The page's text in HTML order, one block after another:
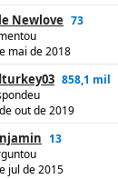
Newlove 73
mai de 2018
858,1 mil
out de 2019
13
jul de 2015